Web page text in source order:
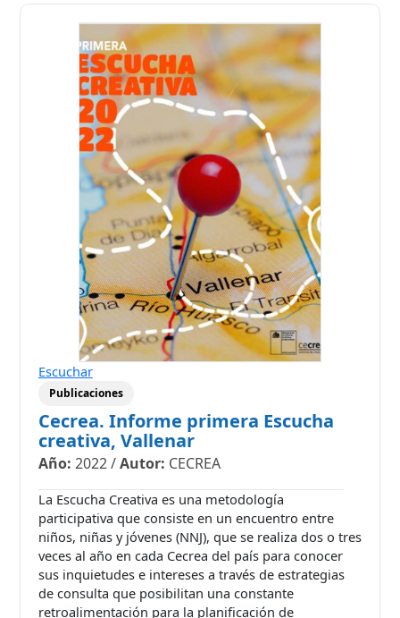
Escuchar
Publicaciones
Cecrea. Informe primera Escucha
creativa, Vallenar
Año: 2022/Autor: CECREA
La Escucha Creativa es una metodología
participativa que consiste en un encuentro entre
niños, niñas y jóvenes (NNJ), que se realiza dos o tres
veces al año en cada Cecrea del país para conocer
sus inquietudes e intereses a través de estrategias
de consulta que posibilitan una constante
retroalimentación para la planificación de